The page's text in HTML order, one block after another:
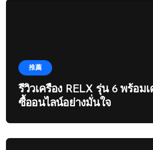
推薦
รีวิวเครื่อง RELX รุ่น 6 พร้อม
ซื้ออนไลน์อย่างมั่นใจ